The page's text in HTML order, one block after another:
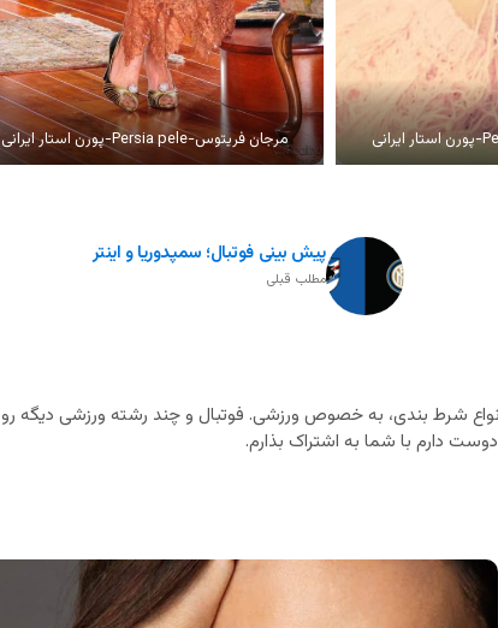
مرجان فریتوس-Persia pele-پورن استار ایرانی
پیش بینی فوتبال؛ سمپدوریا و اینتر
مطلب قبلی
شرط بندی، به خصوص ورزشی. فوتبال و چند رشته ورزشی دیگه رو
دارم با شما به اشتراک بذارم.